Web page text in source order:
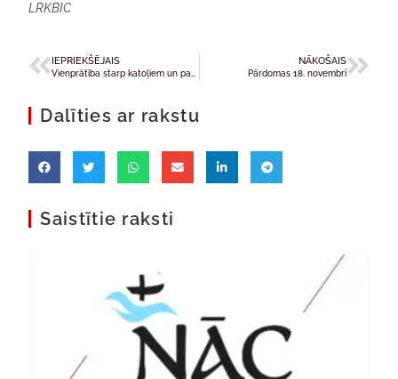
LRKBIC
IEPRIEKŠĒJAIS NĀKOŠAIS
Pārdomas 18. novembrī
Dalīties ar rakstu
Saistītie raksti